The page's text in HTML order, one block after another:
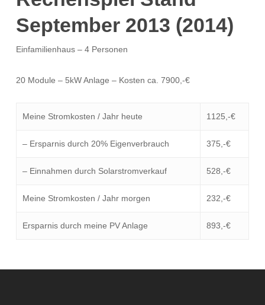
September 2013 (2014)
Einfamilienhaus – 4 Personen
20 Module – 5kW Anlage – Kosten ca. 7900,-€
Meine Stromkosten / Jahr heute 1125,-€
– Ersparnis durch 20% Eigenverbrauch 375,-€
– Einnahmen durch Solarstromverkauf 528,-€
Meine Stromkosten / Jahr morgen 232,-€
Ersparnis durch meine PV Anlage 893,-€